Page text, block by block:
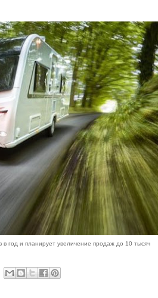
год и планирует увеличение продаж до 10 тысяч